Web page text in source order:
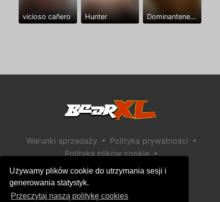
Używamy plików cookie do utrzymania sesji i
generowania statystyk.
Przeczytaj naszą politykę cookies
vicioso cañero Hunter Dominantenegro ya
Warunki sprzedaży • Polityka prywatności •
Polityka plików cookie •
Polityka bezpieczeństwa dzieci
Pomoc / Kontakt